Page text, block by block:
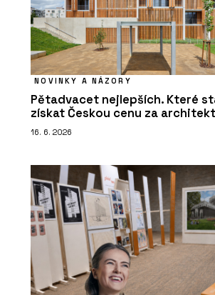
NOVINKY A NÁZORY
Pětadvacet nejlepších. Které
získat Českou cenu za
16. 6. 2026